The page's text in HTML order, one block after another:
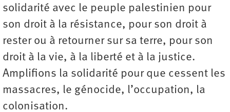
solidarité avec le peuple palestinien pour
son droit à la résistance, pour son droit à
rester ou à retourner sur sa terre, pour son
droit à la vie, à la liberté et à la justice.
Amplifions la solidarité pour que cessent les
massacres, le génocide, ­l’occupation, la
colonisation.